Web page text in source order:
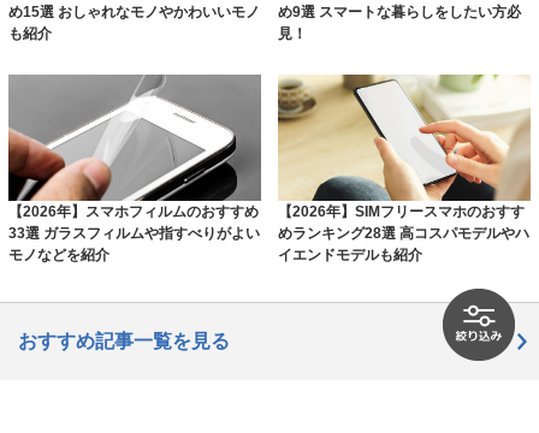
め15選 おしゃれなモノやかわいいモノ
も紹介
め9選 スマートな暮らしをしたい方必
見！
【2026年】スマホフィルムのおすすめ
33選 ガラスフィルムや指すべりがよい
モノなどを紹介
【2026年】SIMフリースマホのおすす
めランキング28選 高コスパモデルやハ
イエンドモデルも紹介
おすすめ記事一覧を見る